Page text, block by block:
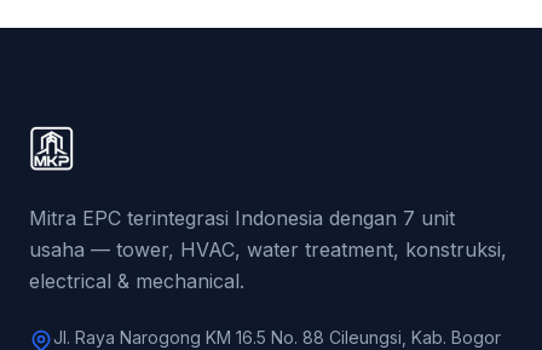
Mitra EPC terintegrasi Indonesia dengan 7 unit
usaha — tower, HVAC, water treatment, konstruksi,
electrical & mechanical.
Jl. Raya Narogong KM 16.5 No. 88 Cileungsi, Kab. Bogor